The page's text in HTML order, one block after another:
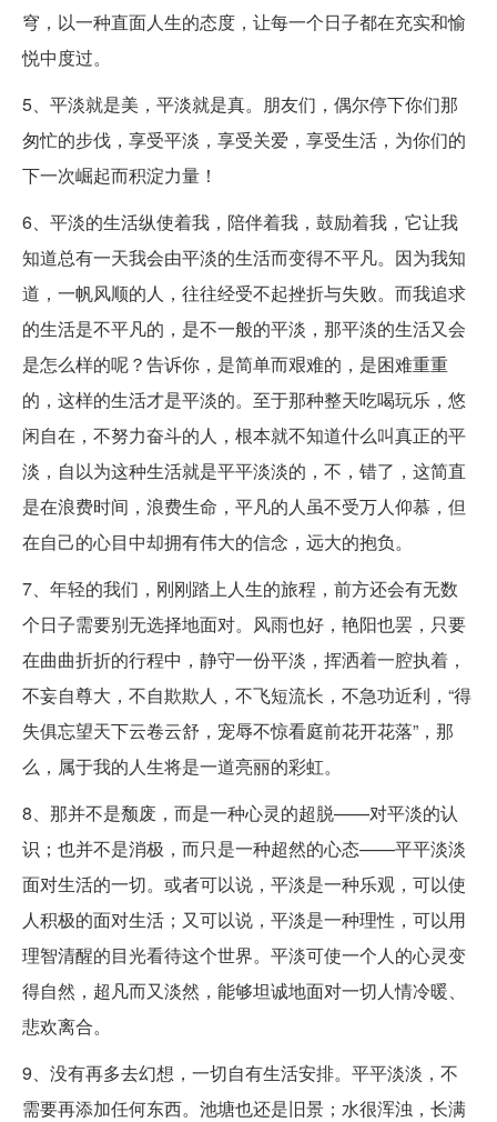
穹，以一种直面人生的态度，让每一个日子都在充实和愉
悦中度过。
5、平淡就是美，平淡就是真。朋友们，偶尔停下你们那
匆忙的步伐，享受平淡，享受关爱，享受生活，为你们的
下一次崛起而积淀力量！
6、平淡的生活纵使着我，陪伴着我，鼓励着我，它让我
知道总有一天我会由平淡的生活而变得不平凡。因为我知
道，一帆风顺的人，往往经受不起挫折与失败。而我追求
的生活是不平凡的，是不一般的平淡，那平淡的生活又会
是怎么样的呢？告诉你，是简单而艰难的，是困难重重
的，这样的生活才是平淡的。至于那种整天吃喝玩乐，悠
闲自在，不努力奋斗的人，根本就不知道什么叫真正的平
淡，自以为这种生活就是平平淡淡的，不，错了，这简直
是在浪费时间，浪费生命，平凡的人虽不受万人仰慕，但
在自己的心目中却拥有伟大的信念，远大的抱负。
7、年轻的我们，刚刚踏上人生的旅程，前方还会有无数
个日子需要别无选择地面对。风雨也好，艳阳也罢，只要
在曲曲折折的行程中，静守一份平淡，挥洒着一腔执着，
不妄自尊大，不自欺欺人，不飞短流长，不急功近利，“得
失俱忘望天下云卷云舒，宠辱不惊看庭前花开花落”，那
么，属于我的人生将是一道亮丽的彩虹。
8、那并不是颓废，而是一种心灵的超脱——对平淡的认
识；也并不是消极，而只是一种超然的心态——平平淡淡
面对生活的一切。或者可以说，平淡是一种乐观，可以使
人积极的面对生活；又可以说，平淡是一种理性，可以用
理智清醒的目光看待这个世界。平淡可使一个人的心灵变
得自然，超凡而又淡然，能够坦诚地面对一切人情冷暖、
悲欢离合。
9、没有再多去幻想，一切自有生活安排。平平淡淡，不
需要再添加任何东西。池塘也还是旧景；水很浑浊，长满